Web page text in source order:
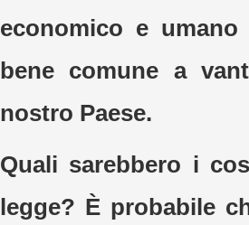
economico e
bene comune a
nostro Paese.
Quali sarebbero i
legge? È probabile